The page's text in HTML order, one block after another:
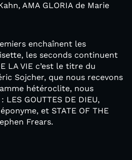
AMA GLORIA de Marie
enchaînent les
les seconds continuent
LA VIE c’est le titre du
Sojcher, que nous recevons
hétéroclite, nous
GOUTTES DE DIEU,
et STATE OF THE
Frears.